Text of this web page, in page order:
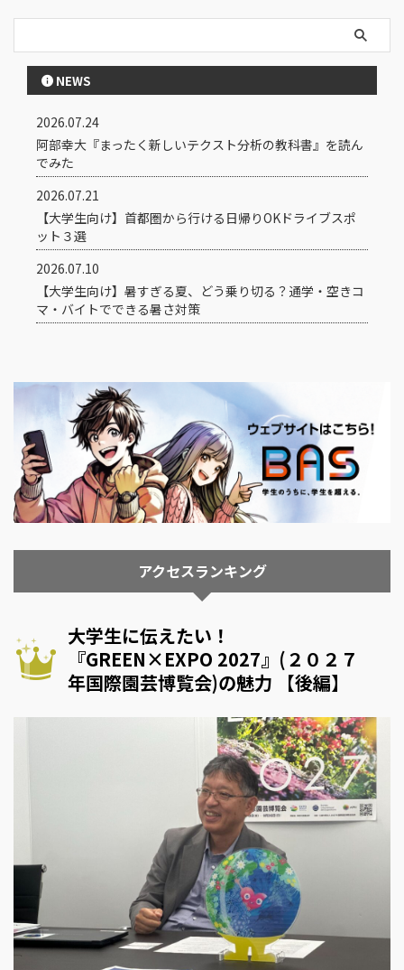
NEWS
2026.07.24
阿部幸大『まったく新しいテクスト分析の教科書』を読ん
でみた
2026.07.21
【大学生向け】首都圏から行ける日帰りOKドライブスポ
ット３選
2026.07.10
【大学生向け】暑すぎる夏、どう乗り切る？通学・空きコ
マ・バイトでできる暑さ対策
アクセスランキング
大学生に伝えたい！
『GREEN×EXPO 2027』(２０２７
年国際園芸博覧会)の魅力 【後編】